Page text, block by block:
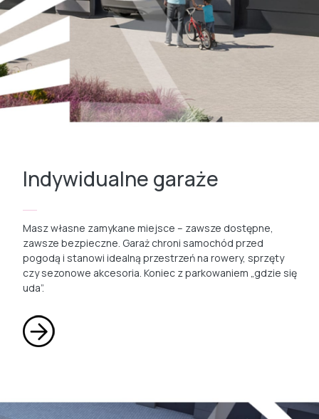
Indywidualne garaże
Masz własne zamykane miejsce – zawsze dostępne,
zawsze bezpieczne. Garaż chroni samochód przed
pogodą i stanowi idealną przestrzeń na rowery, sprzęty
czy sezonowe akcesoria. Koniec z parkowaniem „gdzie się
uda”.